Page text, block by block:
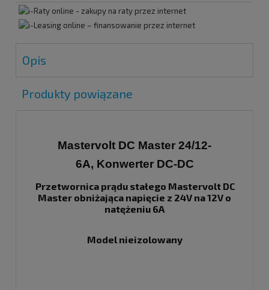
Opis
Produkty powiązane
Mastervolt DC Master 24/12-
6A, Konwerter DC-DC
Przetwornica prądu stałego Mastervolt DC
Master obniżająca napięcie z 24V na 12V o
natężeniu 6A
Model nieizolowany